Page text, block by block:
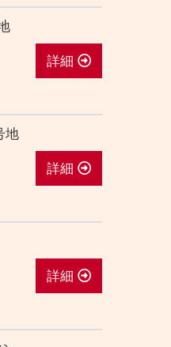
詳細
地
詳細
詳細